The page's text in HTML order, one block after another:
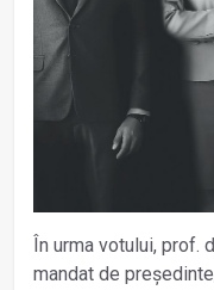
În urma votului, prof.
mandat de